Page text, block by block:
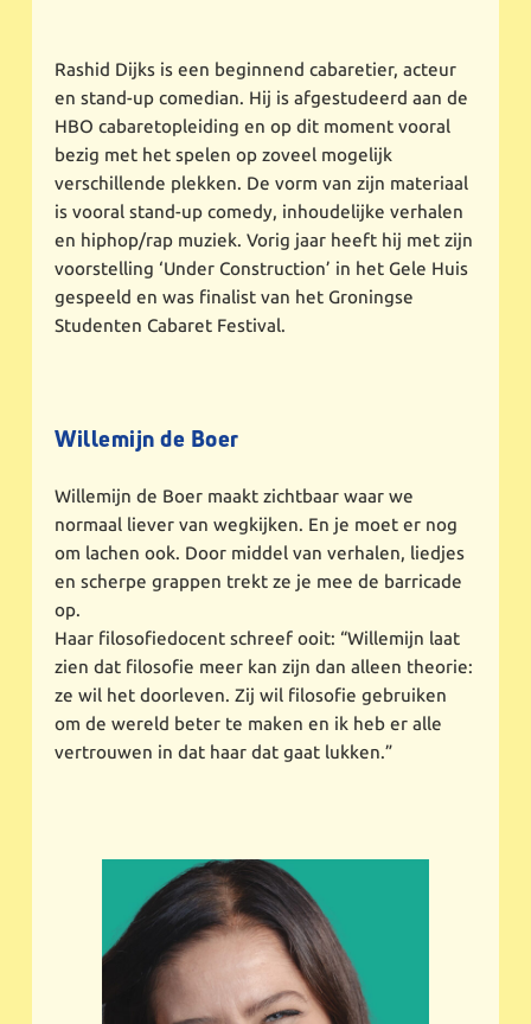
Rashid Dijks is een beginnend cabaretier, acteur
en stand-up comedian. Hij is afgestudeerd aan de
HBO cabaretopleiding en op dit moment vooral
bezig met het spelen op zoveel mogelijk
verschillende plekken. De vorm van zijn materiaal
is vooral stand-up comedy, inhoudelijke verhalen
en hiphop/rap muziek. Vorig jaar heeft hij met zijn
voorstelling ‘Under Construction’ in het Gele Huis
gespeeld en was finalist van het Groningse
Studenten Cabaret Festival.
Willemijn de Boer
Willemijn de Boer maakt zichtbaar waar we
normaal liever van wegkijken. En je moet er nog
om lachen ook. Door middel van verhalen, liedjes
en scherpe grappen trekt ze je mee de barricade
op.
Haar filosofiedocent schreef ooit: “Willemijn laat
zien dat filosofie meer kan zijn dan alleen theorie:
ze wil het doorleven. Zij wil filosofie gebruiken
om de wereld beter te maken en ik heb er alle
vertrouwen in dat haar dat gaat lukken.”